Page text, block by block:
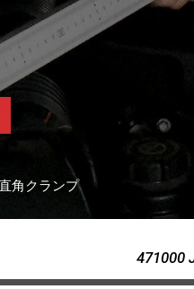
角クランプ
471000